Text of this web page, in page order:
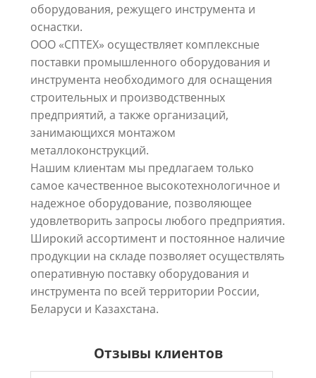
оборудования, режущего инструмента и
оснастки.
ООО «СПТЕХ» осуществляет комплексные
поставки промышленного оборудования и
инструмента необходимого для оснащения
строительных и производственных
предприятий, а также организаций,
занимающихся монтажом
металлоконструкций.
Нашим клиентам мы предлагаем только
самое качественное высокотехнологичное и
надежное оборудование, позволяющее
удовлетворить запросы любого предприятия.
Широкий ассортимент и постоянное наличие
продукции на складе позволяет осуществлять
оперативную поставку оборудования и
инструмента по всей территории России,
Беларуси и Казахстана.
Отзывы клиентов